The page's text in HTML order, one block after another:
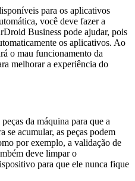
para os aplicativos
você deve fazer a
Business pode ajudar, pois
os aplicativos. Ao
o mau funcionamento da
melhorar a experiência do
da máquina para que a
se acumular, as peças podem
por exemplo, a validação de
deve limpar o
para que ele nunca fique